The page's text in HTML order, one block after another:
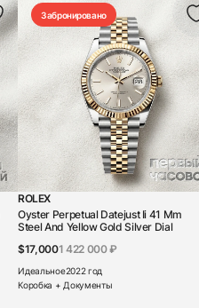
Забронировано
ROLEX
Oyster Perpetual Datejust Ii 41 Mm
Steel And Yellow Gold Silver Dial
$17,0001 422 000 ₽
Идеальное2022 год
Коробка + Документы